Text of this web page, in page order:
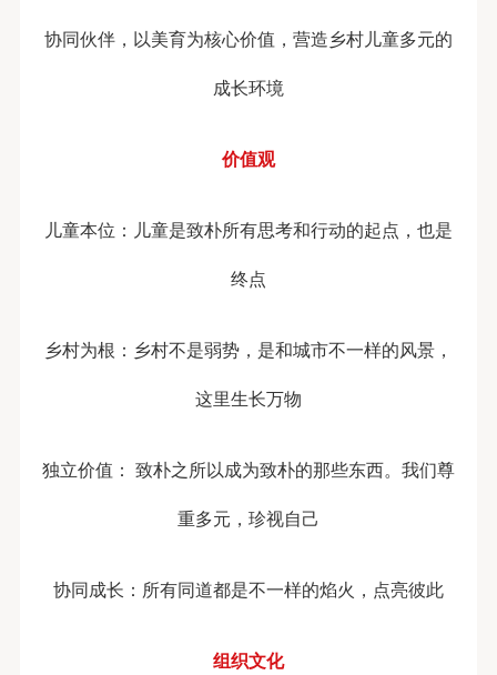
协同伙伴，以美育为核心价值，营造乡村儿童多元的
成长环境
价值观
儿童本位：儿童是致朴所有思考和行动的起点，也是
终点
乡村为根：乡村不是弱势，是和城市不一样的风景，
这里生长万物
独立价值： 致朴之所以成为致朴的那些东西。我们尊
重多元，珍视自己
协同成长：所有同道都是不一样的焰火，点亮彼此
组织文化